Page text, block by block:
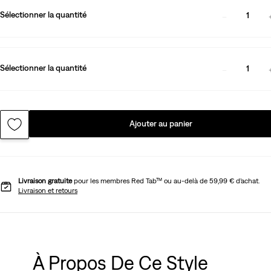
Sélectionner la quantité 1
Sélectionner la quantité 1
Ajouter au panier
Livraison gratuitepour les membres Red Tab™ ou au-delà de 59,99 € d’achat.
Livraison et retours
À Propos De Ce Style